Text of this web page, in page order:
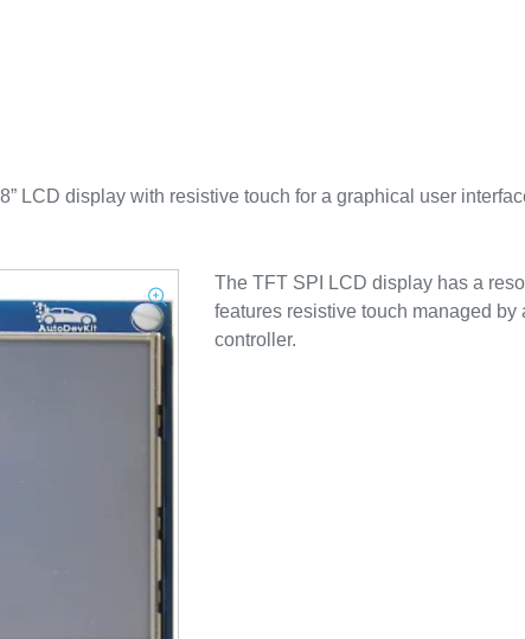
LCD display with resistive touch for a graphical user
The TFT SPI LCD display has a
features resistive touch managed
controller.